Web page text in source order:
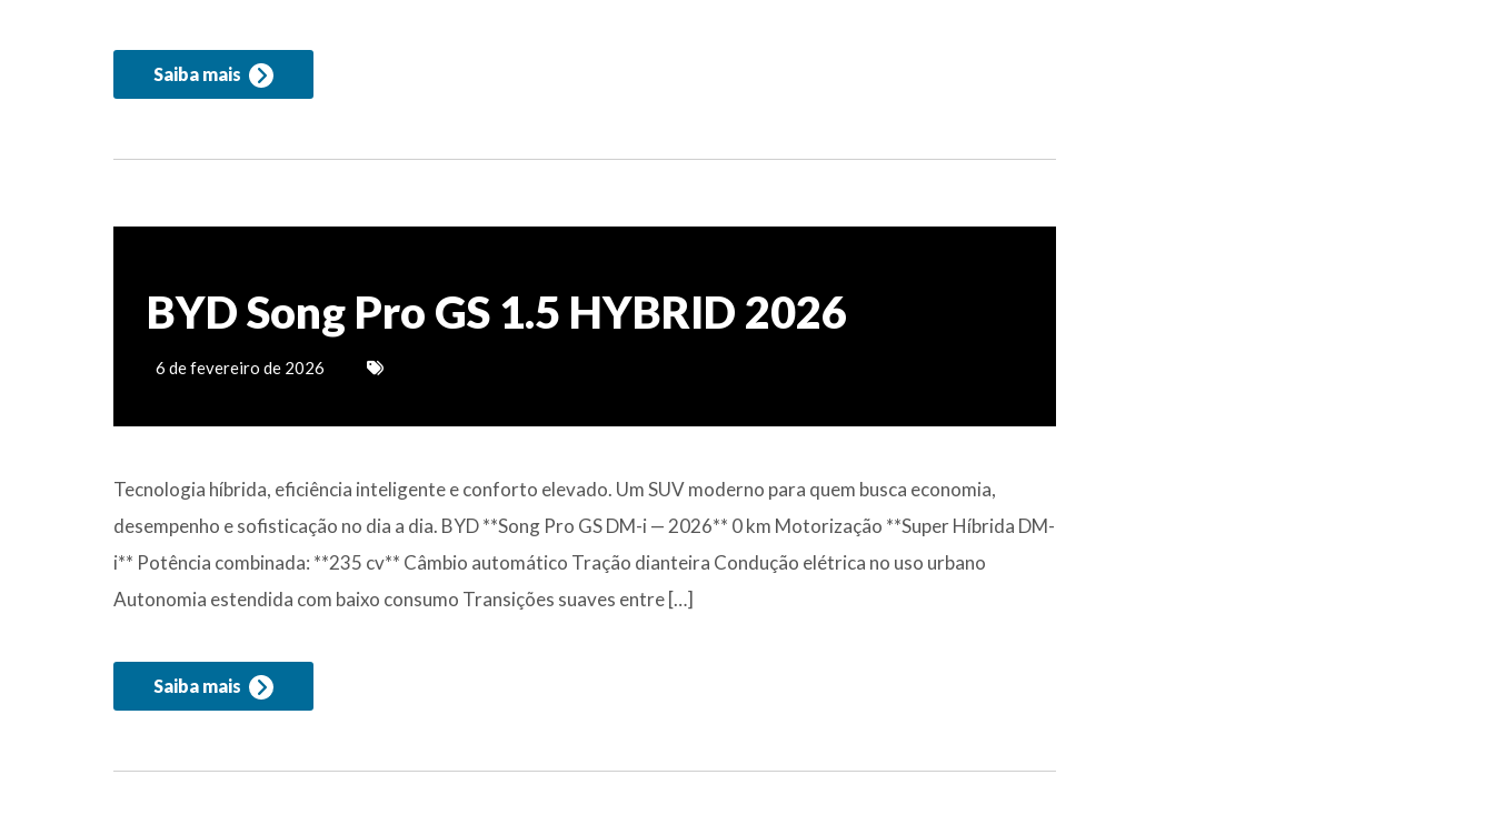
Saiba mais
BYD Song Pro GS 1.5 HYBRID 2026
6 de fevereiro de 2026
Tecnologia híbrida, eficiência inteligente e conforto elevado. Um SUV moderno para quem busca economia,
desempenho e sofisticação no dia a dia. BYD **Song Pro GS DM-i — 2026** 0 km Motorização **Super Híbrida DM-
i** Potência combinada: **235 cv** Câmbio automático Tração dianteira Condução elétrica no uso urbano
Autonomia estendida com baixo consumo Transições suaves entre […]
Saiba mais